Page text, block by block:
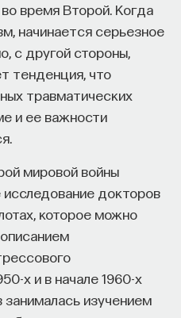
время Второй. Когда
начинается серьезное
с другой стороны,
тенденция, что
травматических
и ее важности
мировой войны
исследование докторов
которое можно
х и в начале 1960-х
занималась изучением